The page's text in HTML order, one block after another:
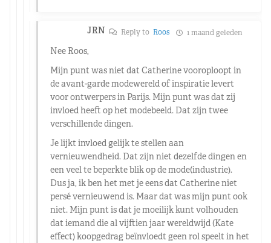
JRN Reply toRoos 1 maand geleden
Nee Roos,
Mijn punt was niet dat Catherine vooroploopt in
de avant-garde modewereld of inspiratie levert
voor ontwerpers in Parijs. Mijn punt was dat zij
invloed heeft op het modebeeld. Dat zijn twee
verschillende dingen.
Je lijkt invloed gelijk te stellen aan
vernieuwendheid. Dat zijn niet dezelfde dingen en
een veel te beperkte blik op de mode(industrie).
Dus ja, ik ben het met je eens dat Catherine niet
persé vernieuwend is. Maar dat was mijn punt ook
niet. Mijn punt is dat je moeilijk kunt volhouden
dat iemand die al vijftien jaar wereldwijd (Kate
effect) koopgedrag beïnvloedt geen rol speelt in het